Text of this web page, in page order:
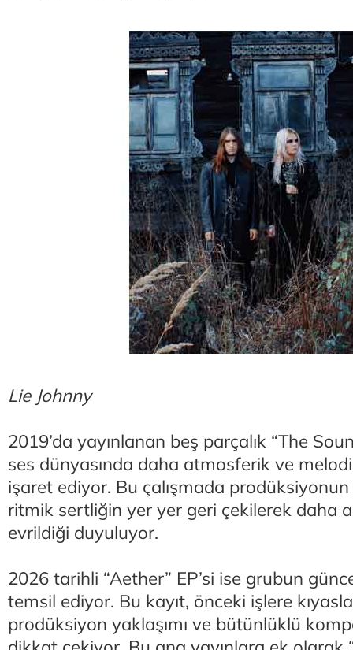
Lie Johnny
2019’da yayınlanan beş parçalık “The
ses dünyasında daha atmosferik ve
işaret ediyor. Bu çalışmada prodüksiyonun
ritmik sertliğin yer yer geri çekilerek daha
evrildiği duyuluyor.
2026 tarihli “Aether” EP’si ise grubun
temsil ediyor. Bu kayıt, önceki işlere
prodüksiyon yaklaşımı ve bütünlüklü